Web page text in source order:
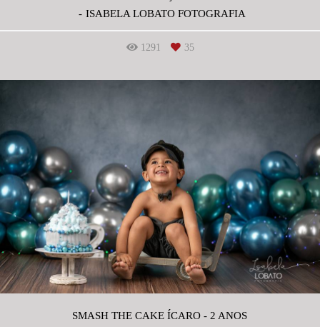
ISABELA LOBATO FOTOGRAFIA
1291 35
SMASH THE CAKE ÍCARO - 2 ANOS